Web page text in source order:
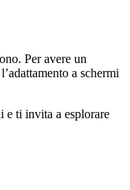
Per avere un
a schermi
e ti invita a esplorare